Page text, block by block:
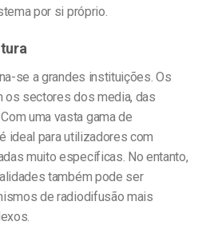
por si próprio.
se a grandes instituições. Os
os sectores dos media, das
uma vasta gama de
ideal para utilizadores com
muito específicas. No entanto,
também pode ser
de radiodifusão mais